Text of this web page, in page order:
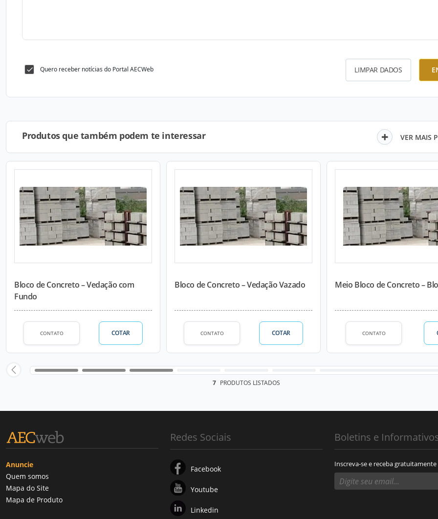
Quero receber notícias do Portal AECWeb LIMPAR DADOS
Produtos que também podem te interessar VER MAIS
Bloco de Concreto – Vedação com
Fundo
CONTATO COTAR
Bloco de Concreto – Vedação Vazado
CONTATO COTAR
Meio Bloco de Concreto –
CONTATO
7 PRODUTOS LISTADOS
Anuncie
Quem somos
Mapa do Site
Mapa de Produto
Redes Sociais
Facebook
Youtube
Linkedin
Boletins e
Inscreva-se e receba gratuitamente